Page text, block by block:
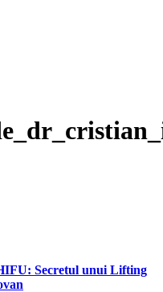
Secretul unui Lifting